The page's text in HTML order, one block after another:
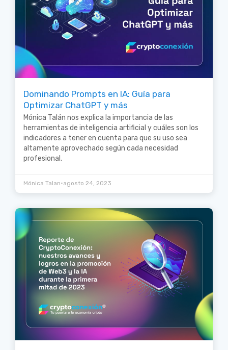
Dominando Prompts en IA: Guía para
Optimizar ChatGPT y más
Mónica Talán nos explica la importancia de las
herramientas de inteligencia artificial y cuáles son los
indicadores a tener en cuenta para que su uso sea
altamente aprovechado según cada necesidad
profesional.
Mónica Talan•agosto 24, 2023